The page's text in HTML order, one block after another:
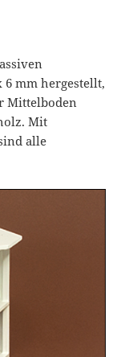
mm hergestellt,
Mittelboden
Mit
alle